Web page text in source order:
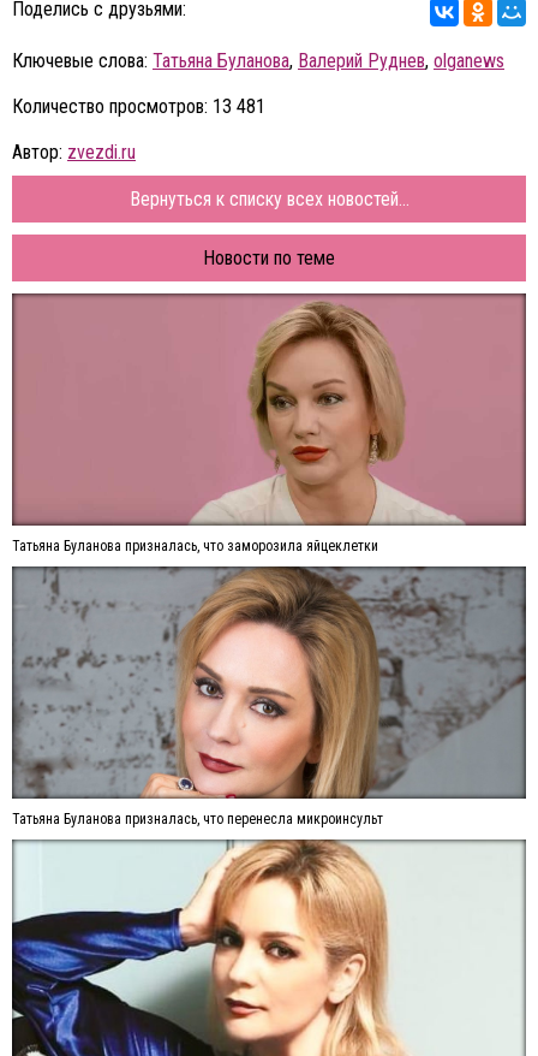
Поделись с друзьями:
Ключевые слова: Татьяна Буланова, Валерий Руднев, olganews
Количество просмотров: 13 481
Автор: zvezdi.ru
Вернуться к списку всех новостей...
Новости по теме
Татьяна Буланова призналась, что заморозила яйцеклетки
Татьяна Буланова призналась, что перенесла микроинсульт